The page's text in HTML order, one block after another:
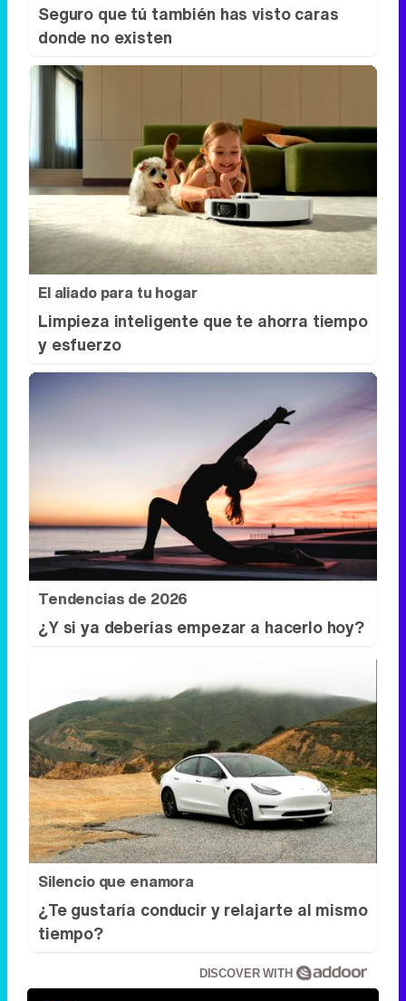
El aliado para tu hogar
Limpieza inteligente que te ahorra tiempo
y esfuerzo
Tendencias de 2026
¿Y si ya deberías empezar a hacerlo hoy?
Silencio que enamora
¿Te gustaría conducir y relajarte al mismo
tiempo?
DISCOVER WITH
Síguenos
6,4k 258k